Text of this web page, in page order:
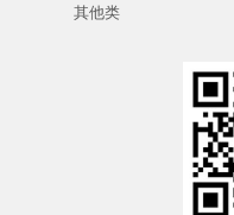
其他类